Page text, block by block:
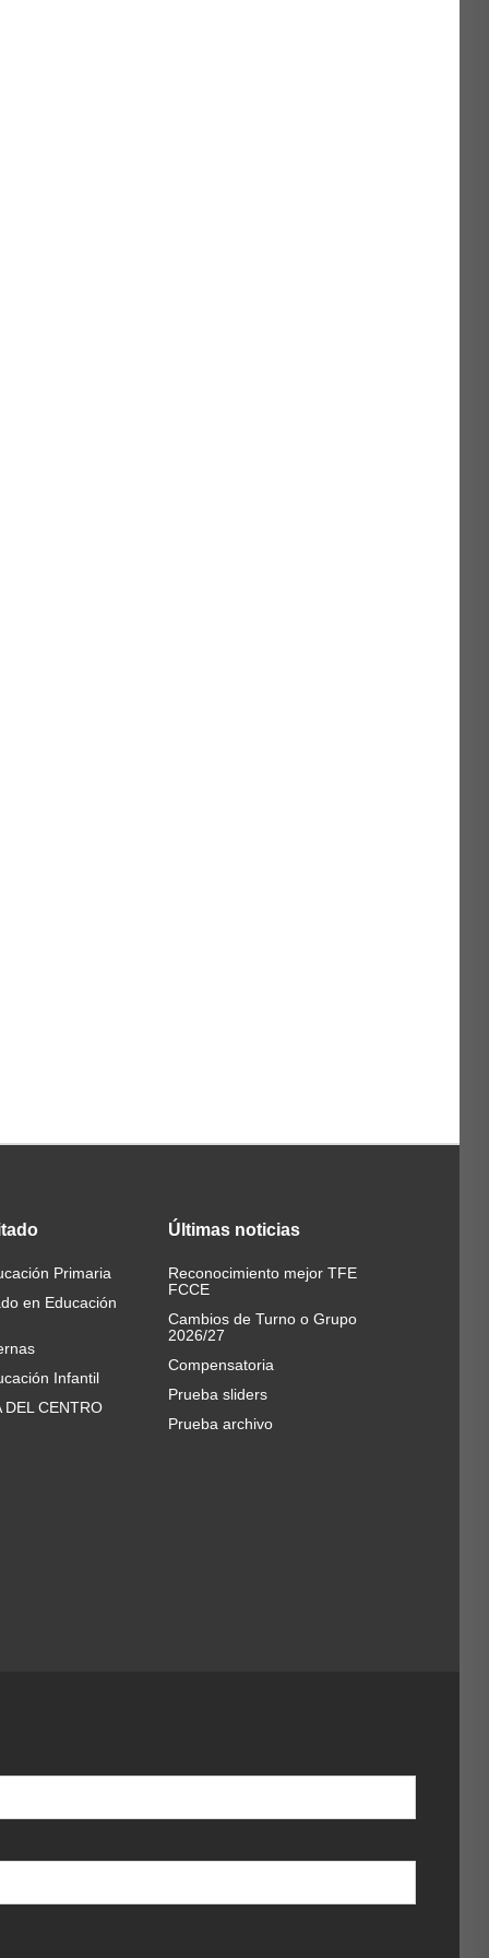
Primaria
en Educación
Infantil
DEL CENTRO
Últimas noticias
Reconocimiento mejor TFE
FCCE
Cambios de Turno o Grupo
2026/27
Compensatoria
Prueba sliders
Prueba archivo